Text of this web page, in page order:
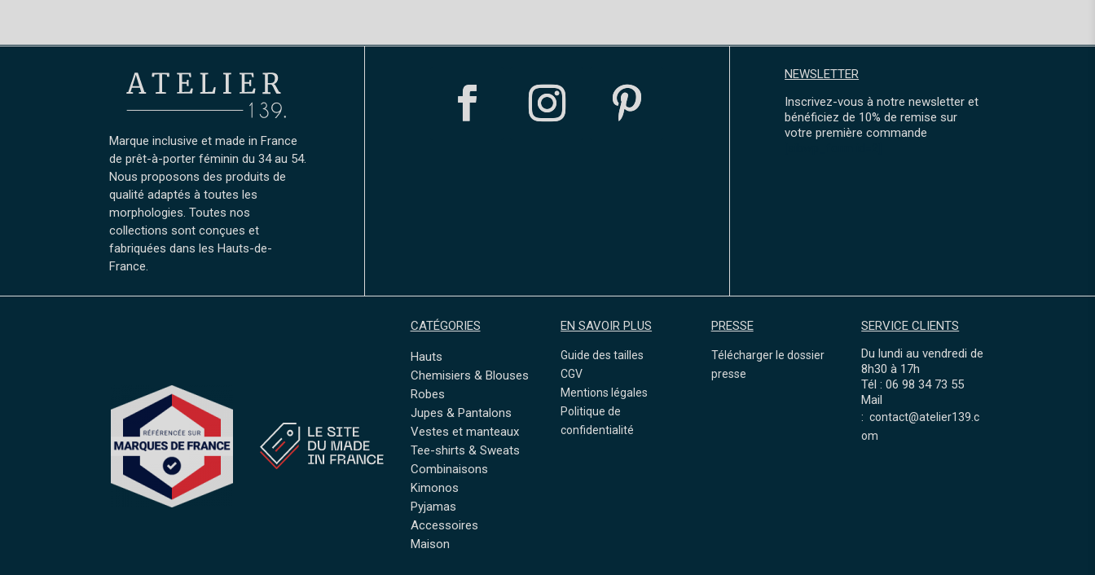
plusieurs
Les
options
être
choisies
sur
la
page
du
Marque inclusive et made in France
de prêt-à-porter féminin du 34 au 54.
Nous proposons des produits de
qualité adaptés à toutes les
morphologies. Toutes nos
collections sont conçues et
fabriquées dans les Hauts-de-
France.
NEWSLETTER
Inscrivez-vous à notre newsletter et
bénéficiez de 10% de remise sur
votre première commande
CATÉGORIES
Hauts
Chemisiers & Blouses
Robes
Jupes & Pantalons
Vestes et manteaux
Tee-shirts & Sweats
Combinaisons
Kimonos
Pyjamas
Accessoires
Maison
EN SAVOIR PLUS
Guide des tailles
CGV
Mentions légales
Politique de
confidentialité
PRESSE
Télécharger le dossier
presse
SERVICE CLIENTS
Du lundi au vendredi de
8h30 à 17h
Tél : 06 98 34 73 55
Mail
: contact@atelier139.c
om